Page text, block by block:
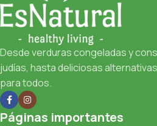
Desde verduras congeladas y
judías, hasta deliciosas
para todos.
Páginas importantes